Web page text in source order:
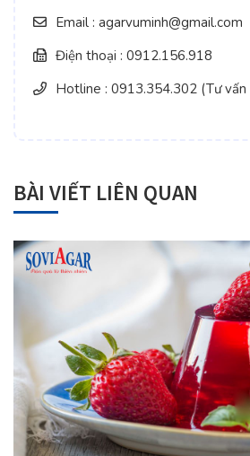
Email : agarvuminh@gmail.com
Điện thoại : 0912.156.918
Hotline : 0913.354.302 (Tư vấn
BÀI VIẾT LIÊN QUAN